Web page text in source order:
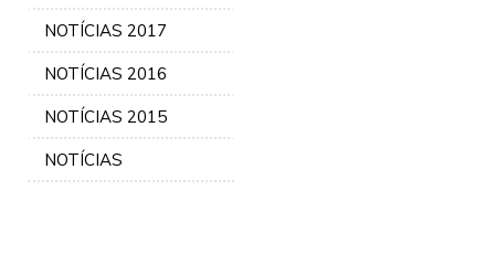
NOTÍCIAS 2017
NOTÍCIAS 2016
NOTÍCIAS 2015
NOTÍCIAS